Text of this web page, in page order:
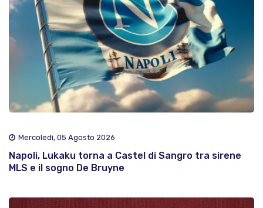
Mercoledì, 05 Agosto 2026
Napoli, Lukaku torna a Castel di Sangro tra sirene
MLS e il sogno De Bruyne